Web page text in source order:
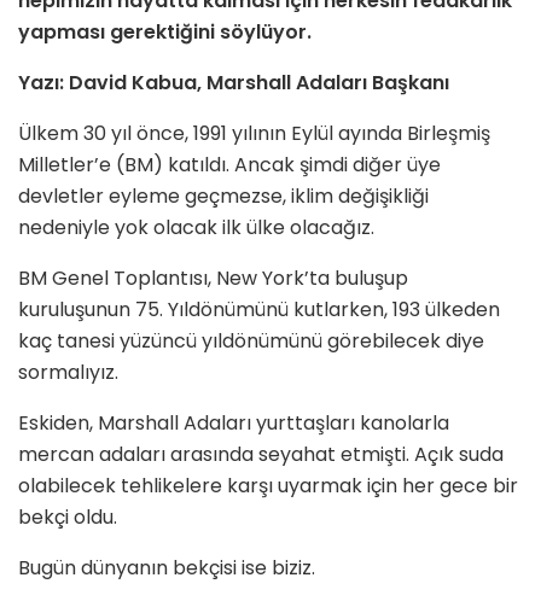
yapması gerektiğini söylüyor.
Yazı: David Kabua, Marshall Adaları Başkanı
Ülkem 30 yıl önce, 1991 yılının Eylül ayında Birleşmiş
Milletler’e (BM) katıldı. Ancak şimdi diğer üye
devletler eyleme geçmezse, iklim değişikliği
nedeniyle yok olacak ilk ülke olacağız.
BM Genel Toplantısı, New York’ta buluşup
kuruluşunun 75. Yıldönümünü kutlarken, 193 ülkeden
kaç tanesi yüzüncü yıldönümünü görebilecek diye
sormalıyız.
Eskiden, Marshall Adaları yurttaşları kanolarla
mercan adaları arasında seyahat etmişti. Açık suda
olabilecek tehlikelere karşı uyarmak için her gece bir
bekçi oldu.
Bugün dünyanın bekçisi ise biziz.